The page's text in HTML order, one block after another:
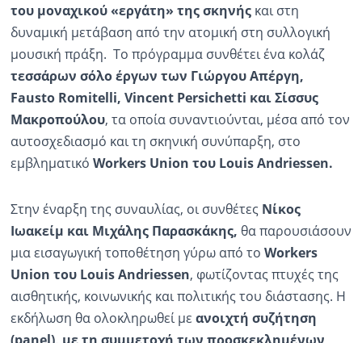
του μοναχικού «εργάτη» της σκηνήςκαι στη
δυναμική μετάβαση από την ατομική στη συλλογική
μουσική πράξη. Το πρόγραμμα συνθέτει ένα κολάζ
τεσσάρων σόλο έργων των Γιώργου Απέργη,
Fausto Romitelli, Vincent Persichetti καιΣίσσυς
Μακροπούλου, τα οποία συναντιούνται, μέσα από τον
αυτοσχεδιασμό και τη σκηνική συνύπαρξη, στο
εμβληματικό WorkersUnion του Louis Andriessen.
Στην έναρξη της συναυλίας, οι συνθέτες Νίκος
Ιωακείμ και Μιχάλης Παρασκάκης, θα παρουσιάσουν
μια εισαγωγική τοποθέτηση γύρω από το Workers
Union του Louis Andriessen, φωτίζοντας πτυχές της
αισθητικής, κοινωνικής και πολιτικής του διάστασης. Η
εκδήλωση θα ολοκληρωθεί με ανοιχτή συζήτηση